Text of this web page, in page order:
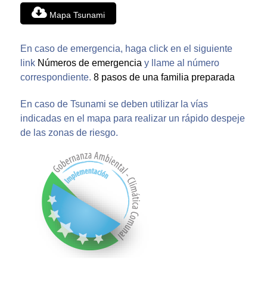
Mapa Tsunami
En caso de emergencia, haga click en el siguiente
link Números de emergencia y llame al número
correspondiente. 8 pasos de una familia preparada
En caso de Tsunami se deben utilizar la vías
indicadas en el mapa para realizar un rápido despeje
de las zonas de riesgo.